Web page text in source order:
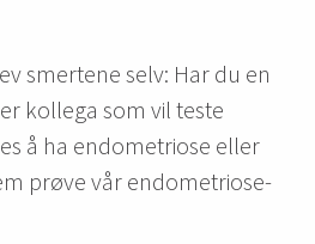
smertene selv: Har du en
kollega som vil teste
å ha endometriose eller
prøve vår endometriose-